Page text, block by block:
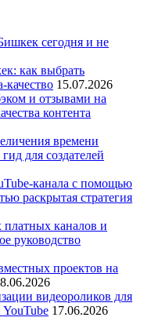
сегодня и не
как выбрать
качество 15.07.2026
и отзывами на
контента
времени
для создателей
канала с помощью
раскрытая стратегия
каналов и
руководство
проектов на
видеороликов для
17.06.2026